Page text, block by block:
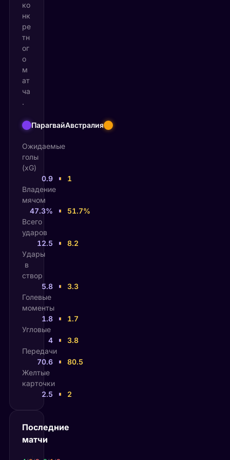
ко
нк
ре
тн
ог
о
м
ат
ча
.
ПарагвайАвстралия
Ожидаемые
голы
(xG)
0.9
1
Владение
мячом
47.3%
51.7%
Всего
ударов
12.5
8.2
Удары
в
створ
5.8
3.3
Голевые
моменты
1.8
1.7
Угловые
4
3.8
Передачи
70.6
80.5
Желтые
карточки
2.5
2
Последние
матчи